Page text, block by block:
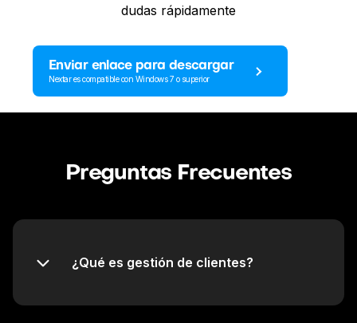
dudas rápidamente
Enviar enlace para descargar
Nextar es compatible con Windows 7 o superior
Preguntas Frecuentes
¿Qué es gestión de clientes?